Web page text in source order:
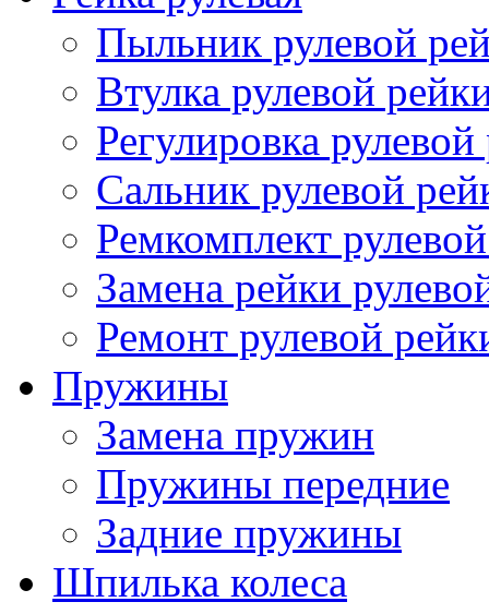
Пыльник рулевой
Втулка рулевой
Регулировка
Сальник рулевой
Ремкомплект
Замена рейки
Ремонт рулевой
Пружины
Замена пружин
Пружины передние
Задние пружины
Шпилька колеса